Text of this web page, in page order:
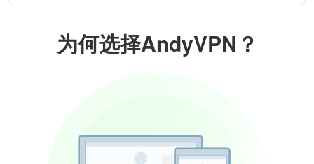
为何选择AndyVPN？